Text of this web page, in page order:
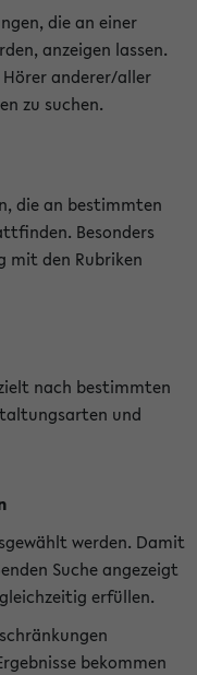
die an einer
anzeigen lassen.
anderer/aller
zu suchen.
die an bestimmten
Besonders
mit den Rubriken
nach bestimmten
und
werden. Damit
Suche angezeigt
erfüllen.
bekommen